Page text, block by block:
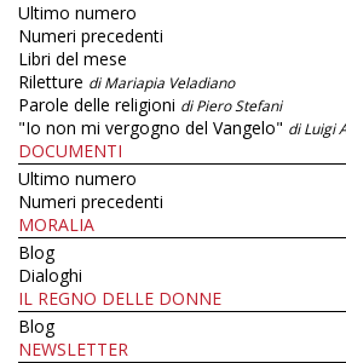
Ultimo numero
Numeri precedenti
Libri del mese
Riletture di Mariapia Veladiano
Parole delle religioni di Piero Stefani
"Io non mi vergogno del Vangelo" di Luigi
DOCUMENTI
Ultimo numero
Numeri precedenti
MORALIA
Blog
Dialoghi
IL REGNO DELLE DONNE
Blog
NEWSLETTER